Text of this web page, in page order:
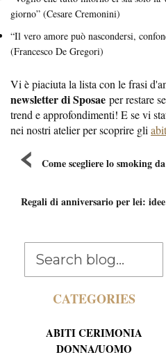
giorno” (Cesare Cremonini)
“Il vero amore può nascondersi,
(Francesco De Gregori)
Vi è piaciuta la lista con le frasi
newsletter di Sposae per restare
trend e approfondimenti! E se vi
nei nostri atelier per scoprire gli
Come scegliere lo smoking
Regali di anniversario per lei:
CATEGORIES
ABITI CERIMONIA
DONNA/UOMO